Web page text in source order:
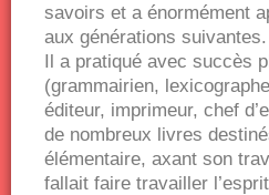
savoirs et a énormément
aux générations suivantes.
Il a pratiqué avec succès
(grammairien,
éditeur, imprimeur, chef
de nombreux livres
élémentaire, axant son
fallait faire travailler